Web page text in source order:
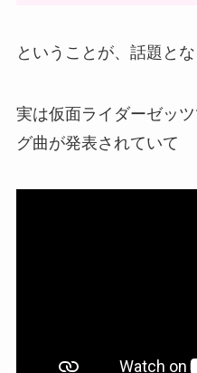
ということが、話題と
実は仮面ライダーゼッ
グ曲が発表されていて